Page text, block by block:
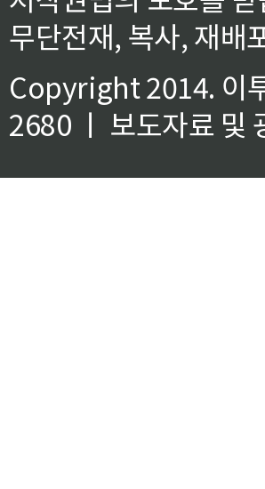
무단전재, 복사, 재배
Copyright 2014. 이
2680 ㅣ 보도자료